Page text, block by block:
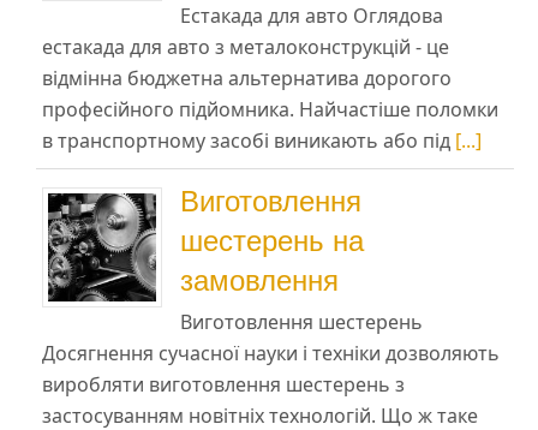
Естакада для авто Оглядова
естакада для авто з металоконструкцій - це
відмінна бюджетна альтернатива дорогого
професійного підйомника. Найчастіше поломки
в транспортному засобі виникають або під [...]
Виготовлення
шестерень на
замовлення
Виготовлення шестерень
Досягнення сучасної науки і техніки дозволяють
виробляти виготовлення шестерень з
застосуванням новітніх технологій. Що ж таке